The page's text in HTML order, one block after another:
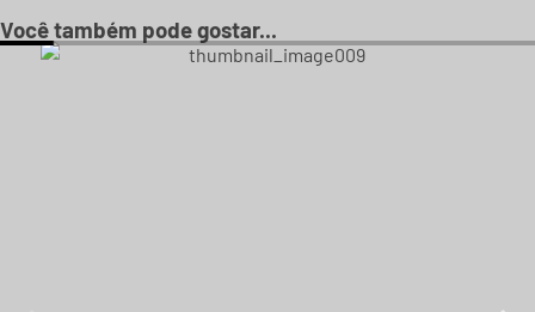
Você também pode gostar...